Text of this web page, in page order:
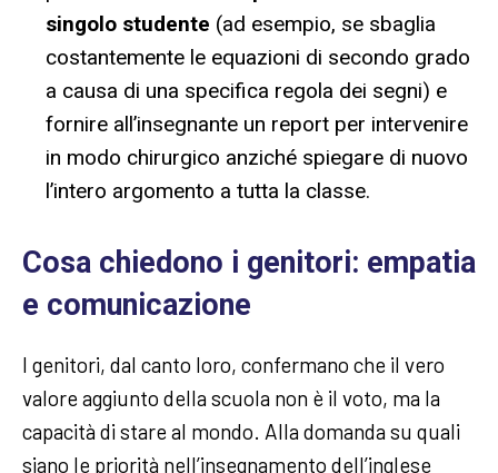
singolo studente (ad esempio, se sbaglia
costantemente le equazioni di secondo grado
a causa di una specifica regola dei segni) e
fornire all’insegnante un report per intervenire
in modo chirurgico anziché spiegare di nuovo
l’intero argomento a tutta la classe.
Cosa chiedono i genitori: empatia
e comunicazione
I genitori, dal canto loro, confermano che il vero
valore aggiunto della scuola non è il voto, ma la
capacità di stare al mondo. Alla domanda su quali
siano le priorità nell’insegnamento dell’inglese